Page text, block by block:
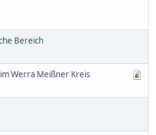
Bereich
Werra Meißner Kreis